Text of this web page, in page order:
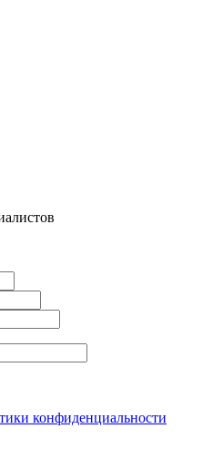
конфиденциальности